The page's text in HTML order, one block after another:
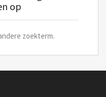
op
zoekterm.